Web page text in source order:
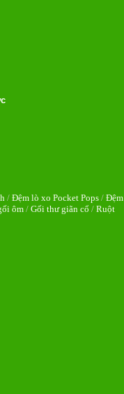
/ Đệm lò xo Pocket Pops / Đệm
ôm/ Gối thư giãn cổ / Ruột